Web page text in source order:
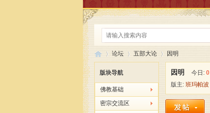
班 »
论坛
›
五部大论
›
因明
版块导航
佛教基础
密宗交流区
因明 今日: 0
版主: 班玛帕波